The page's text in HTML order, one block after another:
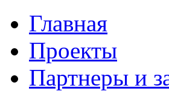
Главная
Проекты
Партнеры и